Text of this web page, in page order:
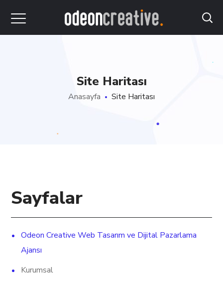
Site Haritası
Anasayfa Site Haritası
Sayfalar
Odeon Creative Web Tasarım ve Dijital Pazarlama
Ajansı
Kurumsal